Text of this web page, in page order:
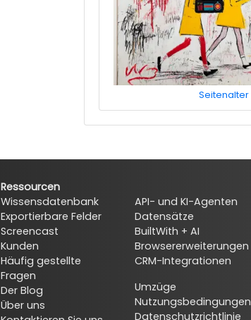
Seitenalter
Ressourcen
Wissensdatenbank
Exportierbare Felder
Screencast
Kunden
Häufig gestellte
Fragen
Der Blog
Über uns
API- und KI-Agenten
Datensätze
BuiltWith + AI
Browsererweiterungen
CRM-Integrationen
Umzüge
Nutzungsbedingungen
Datenschutzrichtlinie